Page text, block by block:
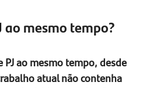
ao mesmo tempo?
PJ ao mesmo tempo, desde
atual não contenha